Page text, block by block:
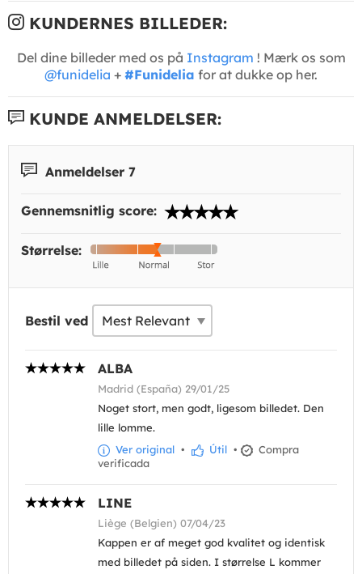
KUNDERNES BILLEDER:
Del dine billeder med os på Instagram ! Mærk os som
@funidelia + #Funidelia for at dukke op her.
KUNDE ANMELDELSER:
Anmeldelser 7
Gennemsnitlig score:
Størrelse:
Bestil ved
ALBA
Madrid (España) 29/01/25
Noget stort, men godt, ligesom billedet. Den
lille lomme.
Ver original • Útil •
Compra
verificada
LINE
Liège (Belgien) 07/04/23
Kappen er af meget god kvalitet og identisk
med billedet på siden. I størrelse L kommer